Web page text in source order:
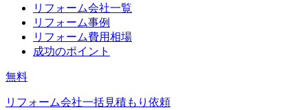
リフォーム会社一覧
リフォーム事例
リフォーム費用相場
成功のポイント
無料
リフォーム会社一括見積もり依頼